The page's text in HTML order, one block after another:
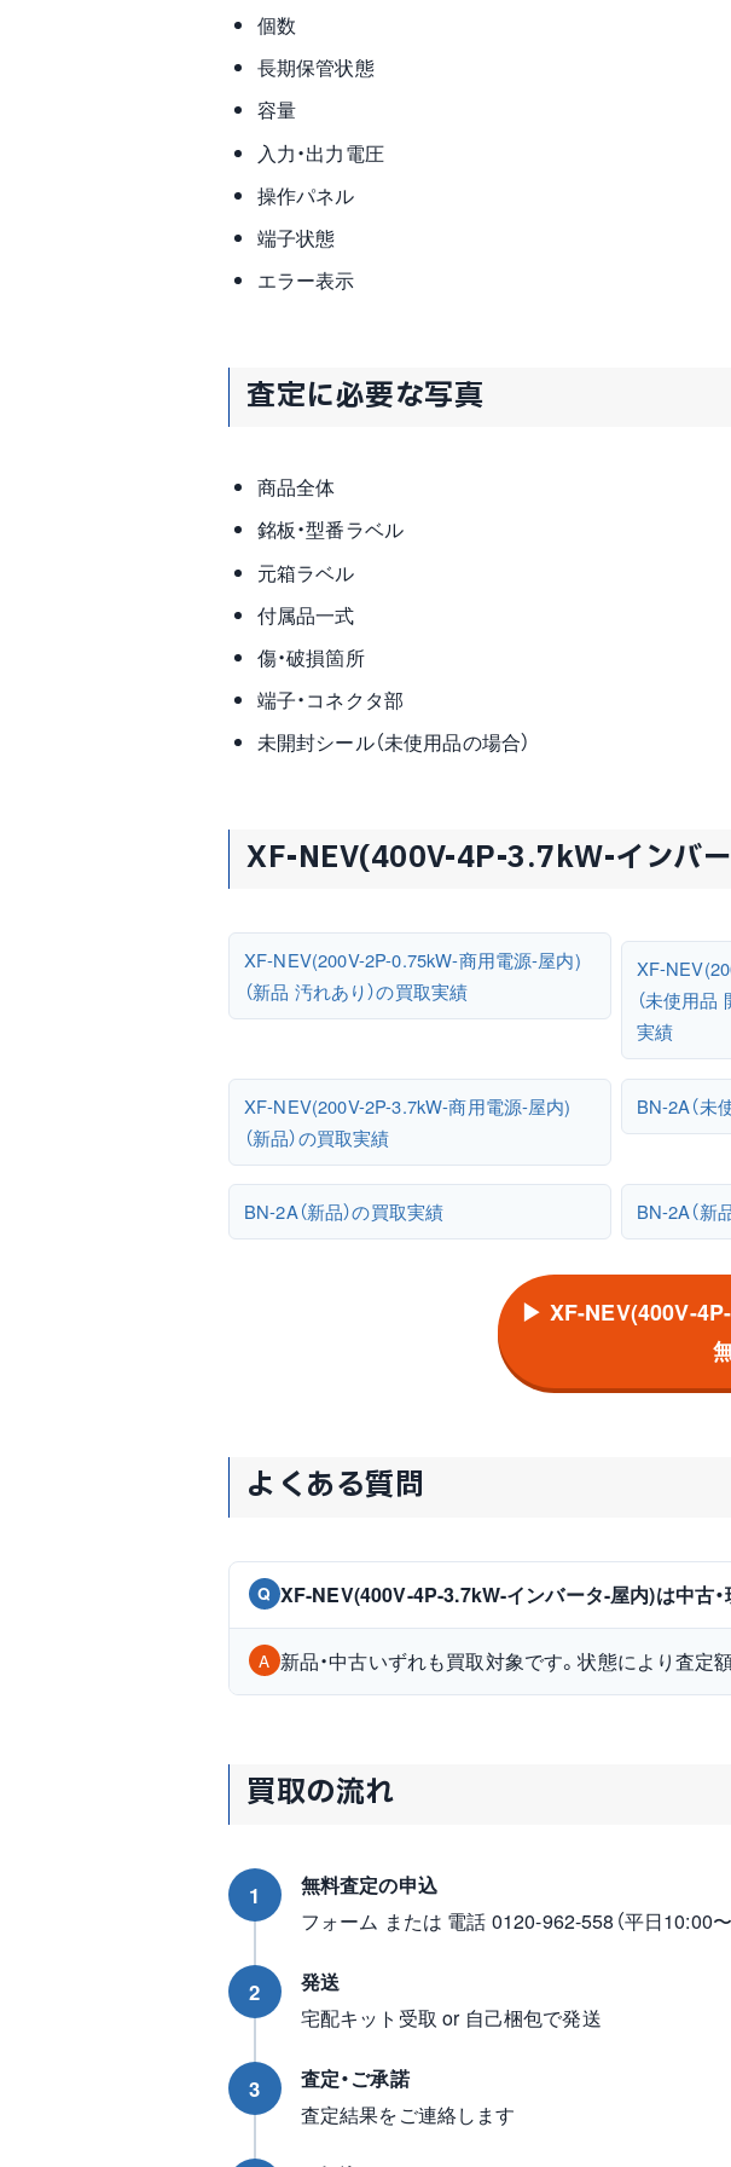
個数
長期保管状態
容量
入力・出力電圧
操作パネル
端子状態
エラー表示
査定に必要な写真
商品全体
銘板・型番ラベル
元箱ラベル
付属品一式
傷・破損箇所
端子・コネクタ部
未開封シール（未使用品の場合）
XF-NEV(400V-4P-3.7kW-インバ
XF-NEV(200V-2P-0.75kW-商用電源-屋内)
（新品 汚れあり）の買取実績
XF-
（未使用
実績
XF-NEV(200V-2P-3.7kW-商用電源-屋内)
（新品）の買取実績
BN-2A（未
BN-2A（新品）の買取実績 BN-2A（新
▶ XF-NEV(400V-
よくある質問
Q XF-NEV(400V-4P-3.7kW-インバータ-屋内)は中古
A 新品・中古いずれも買取対象です。状態により査定
買取の流れ
1
無料査定の申込
フォーム または 電話 0120-962-558（平日10:00〜
2
発送
宅配キット受取 or 自己梱包で発送
3
査定・ご承諾
査定結果をご連絡します